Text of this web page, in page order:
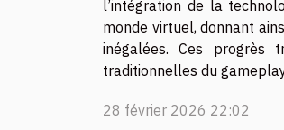
l’intégration de la
monde virtuel, donnant
inégalées. Ces progrès
traditionnelles du
28 février 2026 22:02